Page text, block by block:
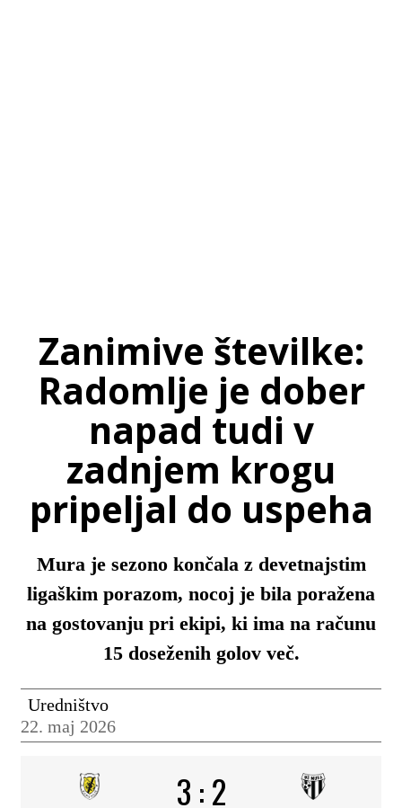
Zanimive številke:
Radomlje je dober
napad tudi v
zadnjem krogu
pripeljal do uspeha
Mura je sezono končala z devetnajstim
ligaškim porazom, nocoj je bila poražena
na gostovanju pri ekipi, ki ima na računu
15 doseženih golov več.
Uredništvo
22. maj 2026
3 :2